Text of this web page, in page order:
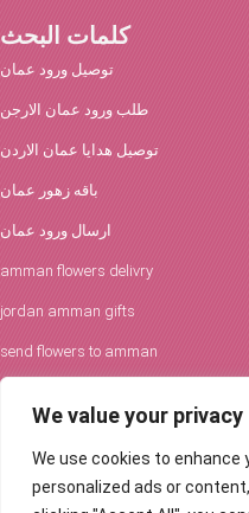
We value your privacy
We use cookies to enhance
personalized ads or
كلمات البحث
توصيل ورود عمان
طلب ورود عمان الارجن
توصيل هدايا عمان الاردن
باقه زهور عمان
ارسال ورود عمان
amman flowers delivry
jordan amman gifts
send flowers to amman
افكار الورود والحفلات
توصيل ورود عمان
Flowers Delivery in Amman